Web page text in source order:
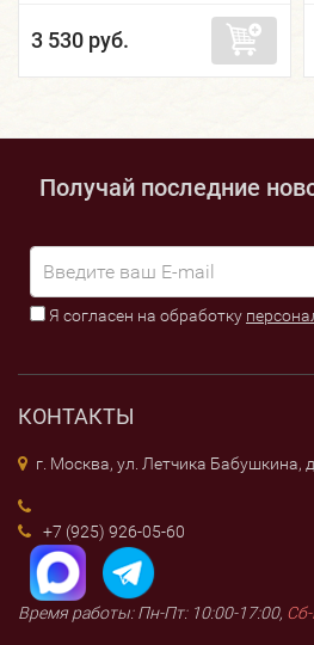
3 530 руб.
Получай последние
Я согласен на обработку
КОНТАКТЫ
г. Москва, ул. Летчика Бабушкина,
+7 (925) 926-05-60
Время работы: Пн-Пт: 10:00-17:00,